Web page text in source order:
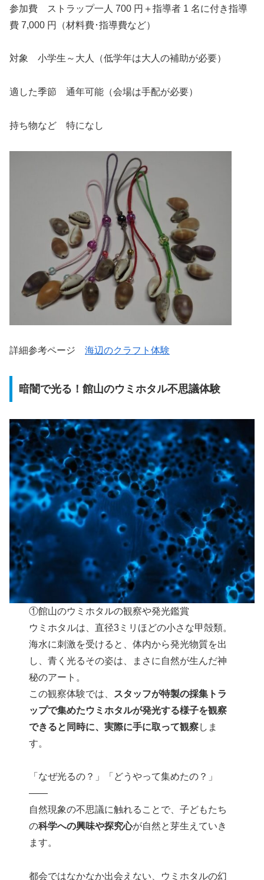
参加費 ストラップ一人 700 円＋指導者 1 名に付き指導
費 7,000 円（材料費･指導費など）
対象 小学生～大人（低学年は大人の補助が必要）
適した季節 通年可能（会場は手配が必要）
持ち物など 特になし
詳細参考ページ 海辺のクラフト体験
暗闇で光る！館山のウミホタル不思議体験
①館山のウミホタルの観察や発光鑑賞
ウミホタルは、直径3ミリほどの小さな甲殻類。
海水に刺激を受けると、体内から発光物質を出
し、青く光るその姿は、まさに自然が生んだ神
秘のアート。
この観察体験では、
スタッフが特製の採集トラ
ップで集めたウミホタルが発光する様子を観察
できると同時に、実際に手に取って観察しま
す。
「なぜ光るの？」「どうやって集めたの？」
――
自然現象の不思議に触れることで、子どもたち
の科学への興味や探究心が自然と芽生えていき
ます。
都会ではなかなか出会えない、ウミホタルの幻